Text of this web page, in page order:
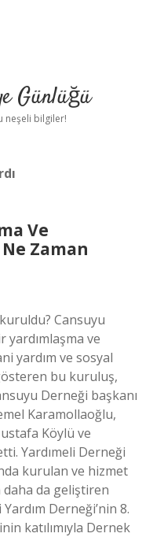
Günlüğü
neşeli bilgiler!
Ve
Zaman
Cansuyu
ve
yardım ve sosyal
bu kuruluş,
Derneği başkanı
Karamollaoğlu,
Köylü ve
Yardımeli Derneği
kurulan ve hizmet
da geliştiren
Derneği’nin 8.
katılımıyla Dernek